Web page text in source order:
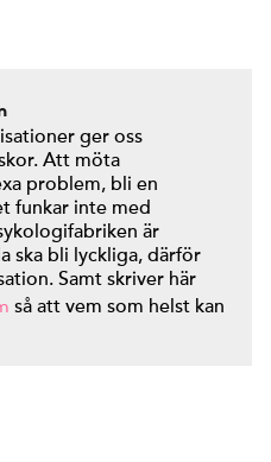
ger oss
Att möta
problem, bli en
funkar inte med
är
ska bli lyckliga, därför
Samt skriver här
så att vem som helst kan